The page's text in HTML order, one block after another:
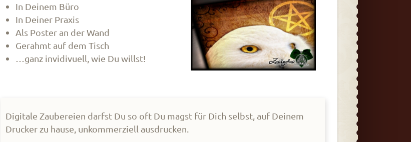
In Deinem Büro
In Deiner Praxis
Als Poster an der Wand
Gerahmt auf dem Tisch
…ganz invidivuell, wie Du willst!
Digitale Zaubereien darfst Du so oft Du magst für Dich selbst, auf Deinem
Drucker zu hause, unkommerziell ausdrucken.